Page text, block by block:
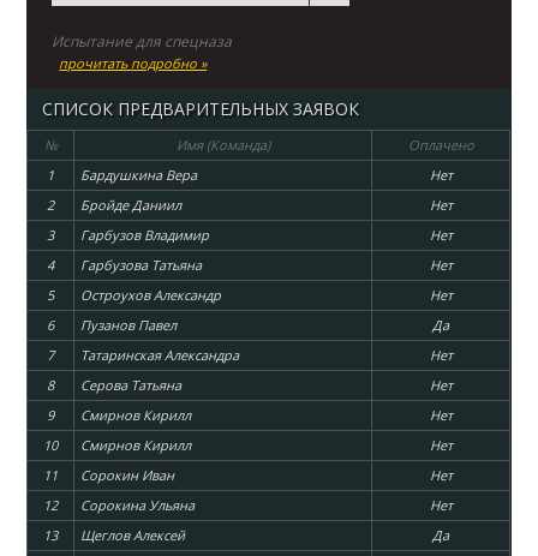
Испытание для спецназа
прочитать подробно »
СПИСОК ПРЕДВАРИТЕЛЬНЫХ ЗАЯВОК
№ Имя (Команда)
Оплачено
1
Бардушкина Вера
Нет
2
Бройде Даниил
Нет
3
Гарбузов Владимир
Нет
4
Гарбузова Татьяна
Нет
5
Остроухов Александр
Нет
6
Пузанов Павел
Да
7
Татаринская Александра
Нет
8
Серова Татьяна
Нет
9
Смирнов Кирилл
Нет
10
Смирнов Кирилл
Нет
11
Сорокин Иван
Нет
12
Сорокина Ульяна
Нет
13
Щеглов Алексей
Да